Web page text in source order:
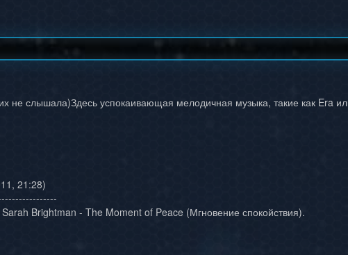
не слышала)Здесь успокаивающая мелодичная музыка, такие как Era
21:28)
Brightman - The Moment of Peace (Мгновение спокойствия).